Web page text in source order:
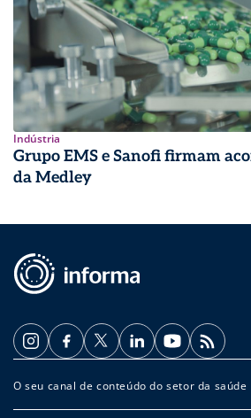
Indústria
Grupo EMS e Sanofi firmam
da Medley
O seu canal de conteúdo do setor da saúde